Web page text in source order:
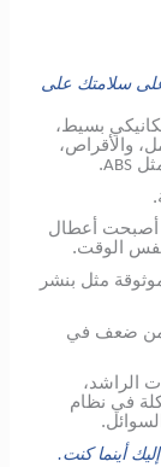
سلامتك على
بسيط،
والأقراص،
ABS
.
أصبحت أعطال
نفس الوقت.
مثل بنشر
من ضعف في
الراشد،
في نظام
أينما كنت.